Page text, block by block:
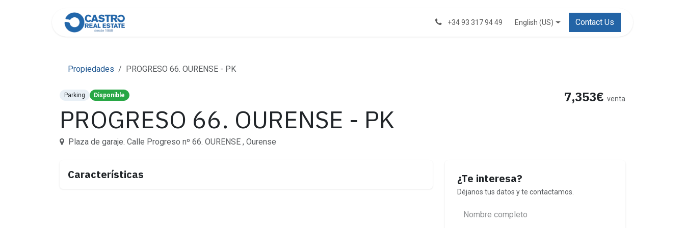
+34 93 317 94 49 English (US) Contact Us
Propiedades PROGRESO 66. OURENSE - PK
Parking Disponible
PROGRESO 66. OURENSE - PK
Plaza de garaje. Calle Progreso nº 66. OURENSE , Ourense
7,353€ venta
Características ¿Te interesa?
Déjanos tus datos y te contactamos.